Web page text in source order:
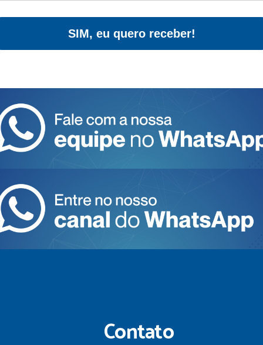
SIM, eu quero receber!
Contato